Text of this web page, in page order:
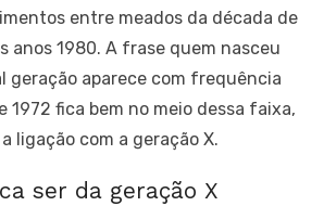
entre meados da década de
anos 1980. A frase quem nasceu
geração aparece com frequência
1972 fica bem no meio dessa faixa,
ligação com a geração X.
ser da geração X